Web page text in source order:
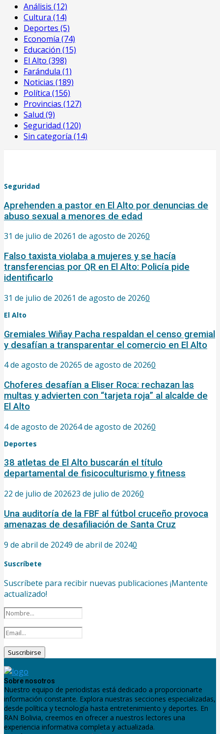
Análisis (12)
Cultura (14)
Deportes (5)
Economía (74)
Educación (15)
El Alto (398)
Farándula (1)
Noticias (189)
Política (156)
Provincias (127)
Salud (9)
Seguridad (120)
Sin categoría (14)
Seguridad
Aprehenden a pastor en El Alto por denuncias de
abuso sexual a menores de edad
31 de julio de 20261 de agosto de 20260
Falso taxista violaba a mujeres y se hacía
transferencias por QR en El Alto: Policía pide
identificarlo
31 de julio de 20261 de agosto de 20260
El Alto
Gremiales Wiñay Pacha respaldan el censo gremial
y desafían a transparentar el comercio en El Alto
4 de agosto de 20265 de agosto de 20260
Choferes desafían a Eliser Roca: rechazan las
multas y advierten con “tarjeta roja” al alcalde de
El Alto
4 de agosto de 20264 de agosto de 20260
Deportes
38 atletas de El Alto buscarán el título
departamental de fisicoculturismo y fitness
22 de julio de 202623 de julio de 20260
Una auditoría de la FBF al fútbol cruceño provoca
amenazas de desafiliación de Santa Cruz
9 de abril de 20249 de abril de 20240
Suscríbete
Suscríbete para recibir nuevas publicaciones ¡Mantente
actualizado!
Sobre nosotros
Nuestro equipo de periodistas está dedicado a proporcionarte
información constante. Explora nuestras secciones especializadas,
desde política y tecnología hasta entretenimiento y deportes. En
RAN Bolivia, creemos en ofrecer a nuestros lectores una
experiencia informativa completa y actualizada.